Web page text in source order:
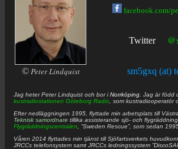
© Peter Lindquist
facebook.com/
Twitter
sm5gxq (at)
Jag heterPeter Lindquist och bor iNorrköping . Jag är född
kustradiostationen Göteborg Radio , som
Efter nedläggningen 1995, flyttade min arbetsplats till
Teknisk samordnare tillika assisterande sjö- och
Flygräddningscentralen , ”Sweden Rescue”, som sedan
Våren 2014 flyttades min tjänst till Sjöfartsverkets
JRCCs telefonsystem samt JRCCs ledningssystem